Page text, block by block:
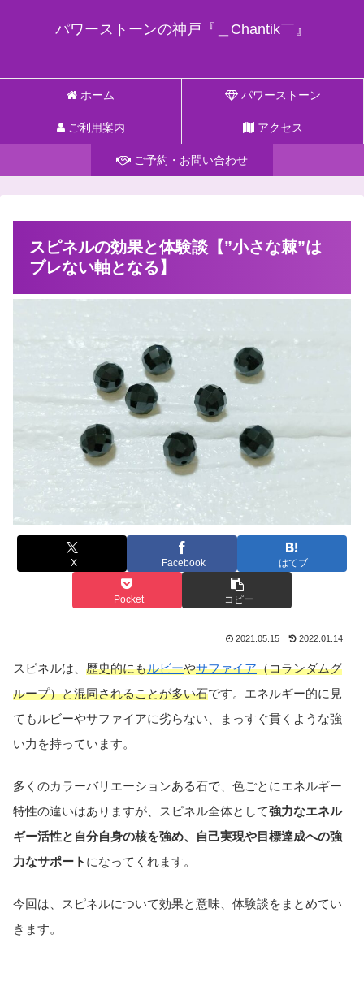
パワーストーンの神戸『＿Chantik￣』
ホーム パワーストーン
ご利用案内 アクセス
ご予約・お問い合わせ
スピネルの効果と体験談【”小さな棘”は
ブレない軸となる】
X Facebook はてブ
Pocket コピー
2021.05.15 2022.01.14
スピネルは、 歴史的にもルビーやサファイア（コランダムグ
ループ）と混同されることが多い石です。エネルギー的に見
てもルビーやサファイアに劣らない、まっすぐ貫くような強
い力を持っています。
多くのカラーバリエーションある石で、色ごとにエネルギー
特性の違いはありますが、スピネル全体として強力なエネル
ギー活性と自分自身の核を強め、自己実現や目標達成への強
力なサポート になってくれます。
今回は、スピネルについて効果と意味、体験談をまとめてい
きます。